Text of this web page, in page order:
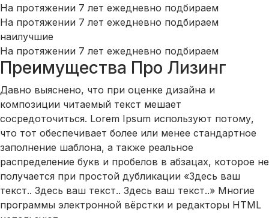
На протяжении 7 лет ежедневно подбираем
На протяжении 7 лет ежедневно подбираем
наилучшие
На протяжении 7 лет ежедневно подбираем
Преимущества Про Лизинг
Давно выяснено, что при оценке дизайна и
композиции читаемый текст мешает
сосредоточиться. Lorem Ipsum используют потому,
что тот обеспечивает более или менее стандартное
заполнение шаблона, а также реальное
распределение букв и пробелов в абзацах, которое не
получается при простой дубликации «Здесь ваш
текст.. Здесь ваш текст.. Здесь ваш текст..» Многие
программы электронной вёрстки и редакторы HTML